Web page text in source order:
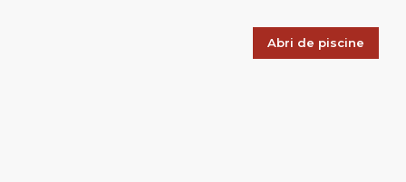
Abri de piscine